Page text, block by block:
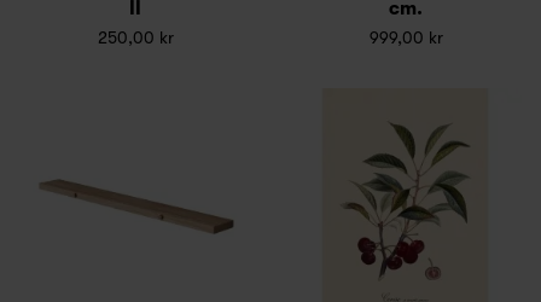
250,00 kr
cm.
999,00 kr